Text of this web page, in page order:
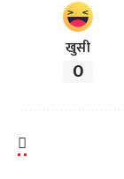
खुसी
0